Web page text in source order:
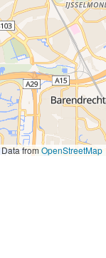
Data fromOpenStreetMap